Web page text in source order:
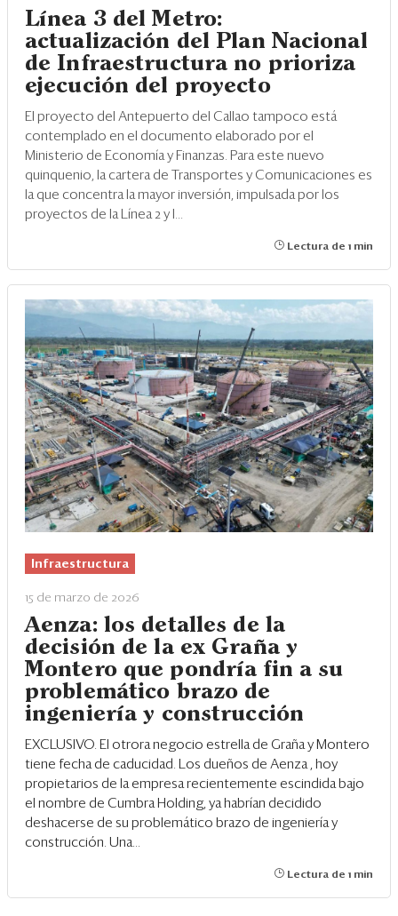
Línea 3 del Metro:
actualización del Plan Nacional
de Infraestructura no prioriza
ejecución del proyecto
El proyecto del Antepuerto del Callao tampoco está
contemplado en el documento elaborado por el
Ministerio de Economía y Finanzas. Para este nuevo
quinquenio, la cartera de Transportes y Comunicaciones es
la que concentra la mayor inversión, impulsada por los
proyectos de la Línea 2 y l...
Lectura de 1 min
Infraestructura
15 de marzo de 2026
Aenza: los detalles de la
decisión de la ex Graña y
Montero que pondría fin a su
problemático brazo de
ingeniería y construcción
EXCLUSIVO. El otrora negocio estrella de Graña y Montero
tiene fecha de caducidad. Los dueños de Aenza
, hoy
propietarios de la empresa recientemente escindida bajo
el nombre de Cumbra Holding, ya habrían decidido
deshacerse de su problemático brazo de ingeniería y
construcción. Una...
Lectura de 1 min